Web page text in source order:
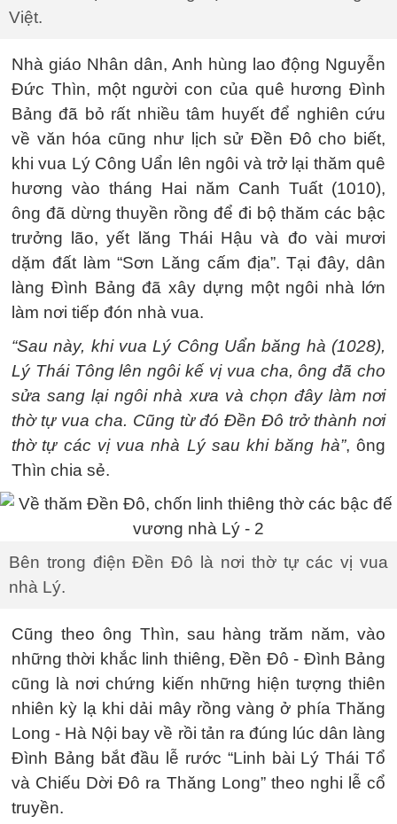
Việt.
Nhà giáo Nhân dân, Anh hùng lao động Nguyễn
Đức Thìn, một người con của quê hương Đình
Bảng đã bỏ rất nhiều tâm huyết để nghiên cứu
về văn hóa cũng như lịch sử Đền Đô cho biết,
khi vua Lý Công Uẩn lên ngôi và trở lại thăm quê
hương vào tháng Hai năm Canh Tuất (1010),
ông đã dừng thuyền rồng để đi bộ thăm các bậc
trưởng lão, yết lăng Thái Hậu và đo vài mươi
dặm đất làm “Sơn Lăng cấm địa”. Tại đây, dân
làng Đình Bảng đã xây dựng một ngôi nhà lớn
làm nơi tiếp đón nhà vua.
“Sau này, khi vua Lý Công Uẩn băng hà (1028),
Lý Thái Tông lên ngôi kế vị vua cha, ông đã cho
sửa sang lại ngôi nhà xưa và chọn đây làm nơi
thờ tự vua cha. Cũng từ đó Đền Đô trở thành nơi
thờ tự các vị vua nhà Lý sau khi băng hà”, ông
Thìn chia sẻ.
Bên trong điện Đền Đô là nơi thờ tự các vị vua
nhà Lý.
Cũng theo ông Thìn, sau hàng trăm năm, vào
những thời khắc linh thiêng, Đền Đô - Đình Bảng
cũng là nơi chứng kiến những hiện tượng thiên
nhiên kỳ lạ khi dải mây rồng vàng ở phía Thăng
Long - Hà Nội bay về rồi tản ra đúng lúc dân làng
Đình Bảng bắt đầu lễ rước “Linh bài Lý Thái Tổ
và Chiếu Dời Đô ra Thăng Long” theo nghi lễ cổ
truyền.